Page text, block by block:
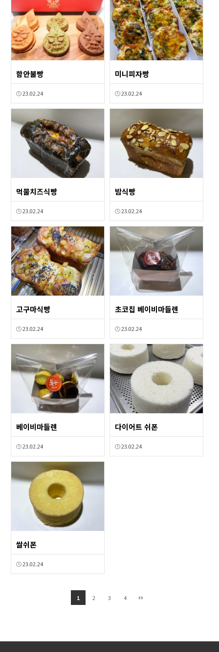
함안불빵
23.02.24
미니피자빵
23.02.24
먹물치즈식빵
23.02.24
밤식빵
23.02.24
고구마식빵
23.02.24
초코칩 베이비마들렌
23.02.24
베이비마들렌
23.02.24
다이어트 쉬폰
23.02.24
쌀쉬폰
23.02.24
1 2 3 4